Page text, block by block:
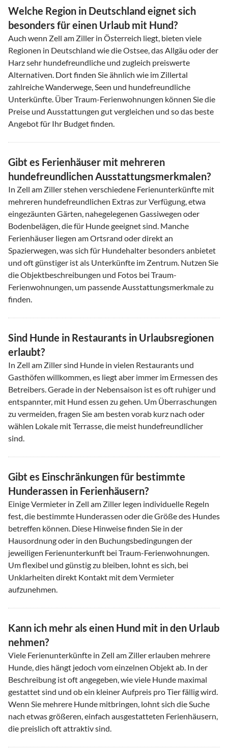
Welche Region in Deutschland eignet sich
besonders für einen Urlaub mit Hund?
Auch wenn Zell am Ziller in Österreich liegt, bieten viele
Regionen in Deutschland wie die Ostsee, das Allgäu oder der
Harz sehr hundefreundliche und zugleich preiswerte
Alternativen. Dort finden Sie ähnlich wie im Zillertal
zahlreiche Wanderwege, Seen und hundefreundliche
Unterkünfte. Über Traum-Ferienwohnungen können Sie die
Preise und Ausstattungen gut vergleichen und so das beste
Angebot für Ihr Budget finden.
Gibt es Ferienhäuser mit mehreren
hundefreundlichen Ausstattungsmerkmalen?
In Zell am Ziller stehen verschiedene Ferienunterkünfte mit
mehreren hundefreundlichen Extras zur Verfügung, etwa
eingezäunten Gärten, nahegelegenen Gassiwegen oder
Bodenbelägen, die für Hunde geeignet sind. Manche
Ferienhäuser liegen am Ortsrand oder direkt an
Spazierwegen, was sich für Hundehalter besonders anbietet
und oft günstiger ist als Unterkünfte im Zentrum. Nutzen Sie
die Objektbeschreibungen und Fotos bei Traum-
Ferienwohnungen, um passende Ausstattungsmerkmale zu
finden.
Sind Hunde in Restaurants in Urlaubsregionen
erlaubt?
In Zell am Ziller sind Hunde in vielen Restaurants und
Gasthöfen willkommen, es liegt aber immer im Ermessen des
Betreibers. Gerade in der Nebensaison ist es oft ruhiger und
entspannter, mit Hund essen zu gehen. Um Überraschungen
zu vermeiden, fragen Sie am besten vorab kurz nach oder
wählen Lokale mit Terrasse, die meist hundefreundlicher
sind.
Gibt es Einschränkungen für bestimmte
Hunderassen in Ferienhäusern?
Einige Vermieter in Zell am Ziller legen individuelle Regeln
fest, die bestimmte Hunderassen oder die Größe des Hundes
betreffen können. Diese Hinweise finden Sie in der
Hausordnung oder in den Buchungsbedingungen der
jeweiligen Ferienunterkunft bei Traum-Ferienwohnungen.
Um flexibel und günstig zu bleiben, lohnt es sich, bei
Unklarheiten direkt Kontakt mit dem Vermieter
aufzunehmen.
Kann ich mehr als einen Hund mit in den Urlaub
nehmen?
Viele Ferienunterkünfte in Zell am Ziller erlauben mehrere
Hunde, dies hängt jedoch vom einzelnen Objekt ab. In der
Beschreibung ist oft angegeben, wie viele Hunde maximal
gestattet sind und ob ein kleiner Aufpreis pro Tier fällig wird.
Wenn Sie mehrere Hunde mitbringen, lohnt sich die Suche
nach etwas größeren, einfach ausgestatteten Ferienhäusern,
die preislich oft attraktiv sind.